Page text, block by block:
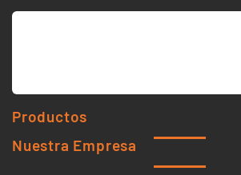
Productos
Nuestra Empresa